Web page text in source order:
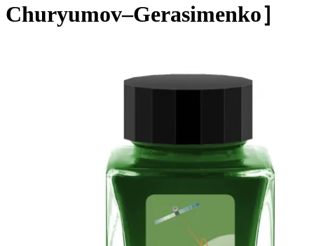
Churyumov–Gerasimenko］